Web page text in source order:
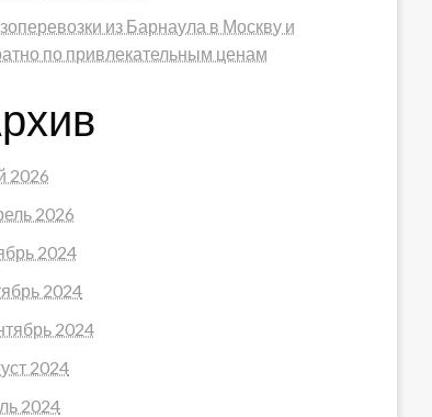
из Барнаула в Москву и
по привлекательным ценам
2026
2026
2024
2024
2024
2024
2024